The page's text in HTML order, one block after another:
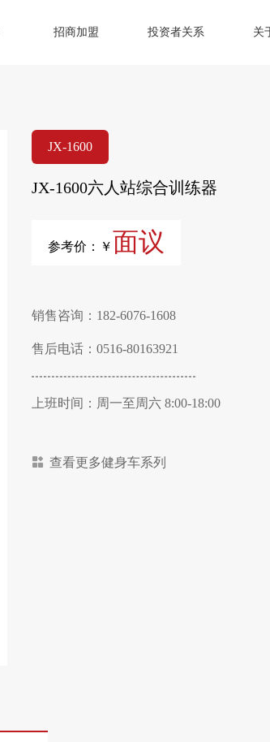
招商加盟 投资者关系 关
JX-1600
JX-1600六人站综合训练器
参考价：￥面议
销售咨询：182-6076-1608
售后电话：0516-80163921
上班时间：周一至周六 8:00-18:00
查看更多健身车系列